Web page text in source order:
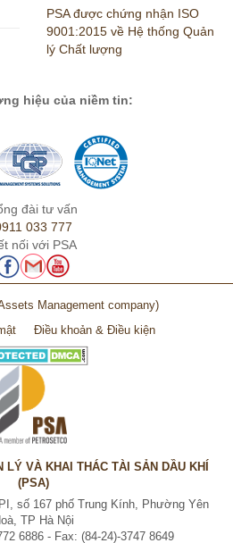
PSA được chứng nhận ISO
9001:2015 về Hệ thống Quản
lý Chất lượng
hiệu của niềm tin:
đài tư vấn
033 777
nối với PSA
Management company)
Điều khoản & Điều kiện
LÝ VÀ KHAI THÁC TÀI SẢN DẦU KHÍ
(PSA)
số 167 phố Trung Kính, Phường Yên
TP Hà Nội
6886 - Fax: (84-24)-3747 8649